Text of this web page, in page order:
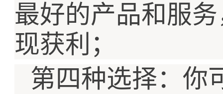
最好的产品和服
现获利；
第四种选择：你